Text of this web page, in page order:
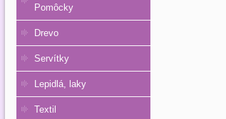
Pomôcky
Drevo
Servítky
Lepidlá, laky
Textil